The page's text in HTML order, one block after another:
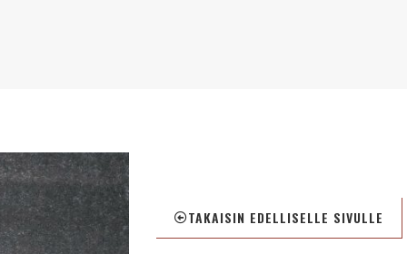
TAKAISIN EDELLISELLE SIVULLE